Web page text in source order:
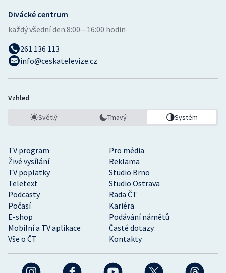
TV program
Pro média
Živé vysílání
Reklama
TV poplatky
Studio Brno
Teletext
Studio Ostrava
Podcasty
Rada ČT
Počasí
Kariéra
E-shop
Podávání námětů
Mobilní a TV aplikace
Časté dotazy
Vše o ČT
Kontakty
Divácké centrum
každý všední den:8:00—16:00 hodin
261 136 113
info@ceskatelevize.cz
Vzhled
Světlý Tmavý Systém